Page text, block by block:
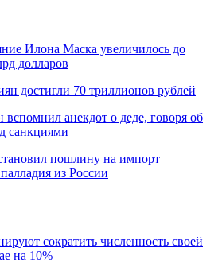
Илона Маска увеличилось до
долларов
достигли 70 триллионов рублей
анекдот о деде, говоря об
санкциями
пошлину на импорт
из России
сократить численность своей
на 10%